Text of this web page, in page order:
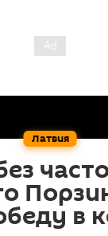
Латвия
часто
в